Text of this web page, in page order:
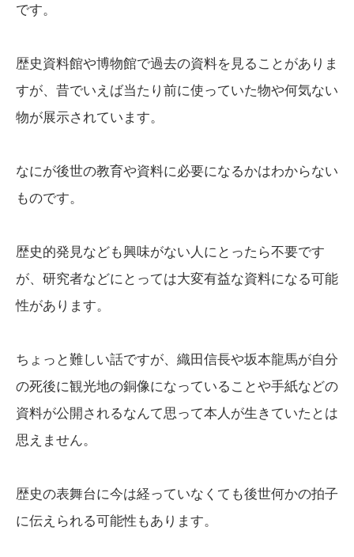
です。
歴史資料館や博物館で過去の資料を見ることがありま
すが、昔でいえば当たり前に使っていた物や何気ない
物が展示されています。
なにが後世の教育や資料に必要になるかはわからない
ものです。
歴史的発見なども興味がない人にとったら不要です
が、研究者などにとっては大変有益な資料になる可能
性があります。
ちょっと難しい話ですが、織田信長や坂本龍馬が自分
の死後に観光地の銅像になっていることや手紙などの
資料が公開されるなんて思って本人が生きていたとは
思えません。
歴史の表舞台に今は経っていなくても後世何かの拍子
に伝えられる可能性もあります。